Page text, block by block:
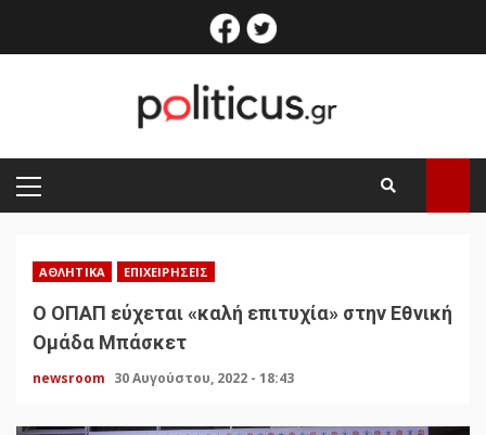
facebook
PRIMARY
MENU
ΑΘΛΗΤΙΚΆ ΕΠΙΧΕΙΡΉΣΕΙΣ
Ο ΟΠΑΠ εύχεται «καλή επιτυχία» στην Εθνική
Ομάδα Μπάσκετ
newsroom 30 Αυγούστου, 2022 - 18:43